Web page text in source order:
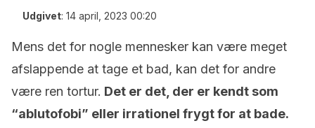
Udgivet: 14 april, 2023 00:20
Mens det for nogle mennesker kan være meget
afslappende at tage et bad, kan det for andre
være ren tortur. Det er det, der er kendt som
“ablutofobi” eller irrationel frygt for at bade.